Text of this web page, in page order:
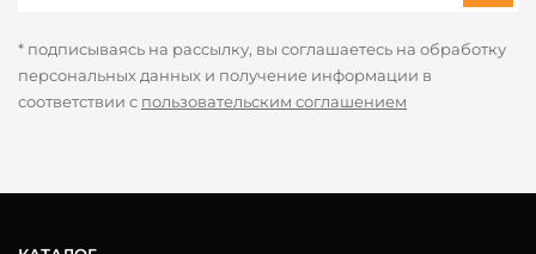
* подписываясь на рассылку, вы соглашаетесь на обработку
персональных данных и получение информации в
соответствии с пользовательским соглашением